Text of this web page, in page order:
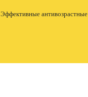
Эффективные